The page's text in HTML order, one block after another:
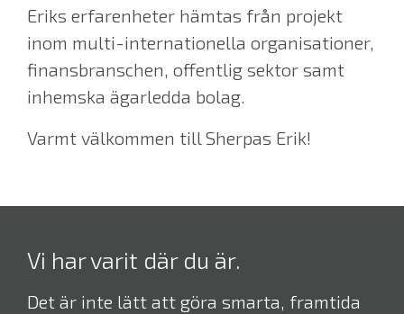
Eriks erfarenheter hämtas från projekt
inom multi-internationella organisationer,
finansbranschen, offentlig sektor samt
inhemska ägarledda bolag.
Varmt välkommen till Sherpas Erik!
Vi har varit där du är.
Det är inte lätt att göra smarta, framtida